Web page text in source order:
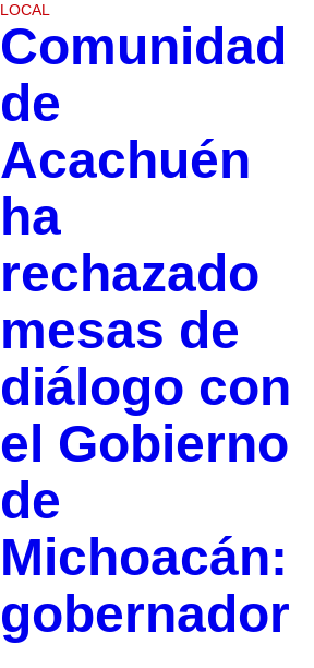
LOCAL
Comunidad
de
Acachuén
ha
rechazado
mesas de
diálogo con
el Gobierno
de
Michoacán:
gobernador